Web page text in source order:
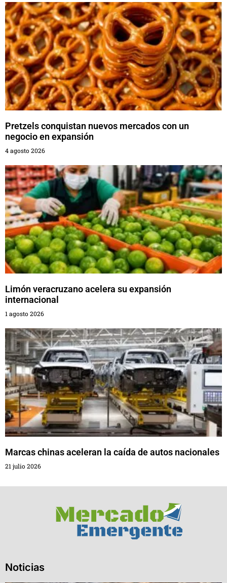
Pretzels conquistan nuevos mercados con un
negocio en expansión
4 agosto 2026
Limón veracruzano acelera su expansión
internacional
1 agosto 2026
Marcas chinas aceleran la caída de autos nacionales
21 julio 2026
Noticias